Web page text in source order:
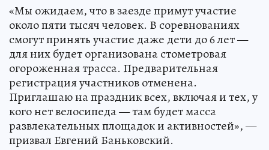
«Мы ожидаем, что в заезде примут участие
около пяти тысяч человек. В соревнованиях
смогут принять участие даже дети до 6 лет —
для них будет организована стометровая
огороженная трасса. Предварительная
регистрация участников отменена.
Приглашаю на праздник всех, включая и тех, у
кого нет велосипеда — там будет масса
развлекательных площадок и активностей», —
призвал Евгений Баньковский.